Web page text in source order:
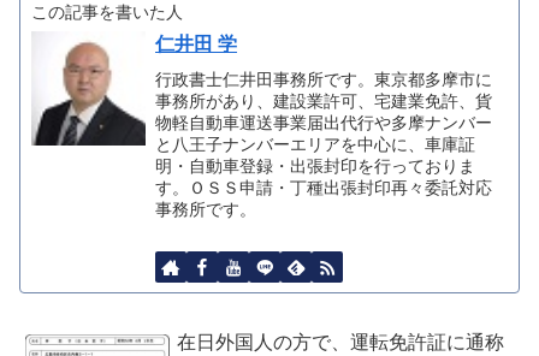
この記事を書いた人
仁井田 学
行政書士仁井田事務所です。東京都多摩市に
事務所があり、建設業許可、宅建業免許、貨
物軽自動車運送事業届出代行や多摩ナンバー
と八王子ナンバーエリアを中心に、車庫証
明・自動車登録・出張封印を行っておりま
す。ＯＳＳ申請・丁種出張封印再々委託対応
事務所です。
在日外国人の方で、運転免許証に通称